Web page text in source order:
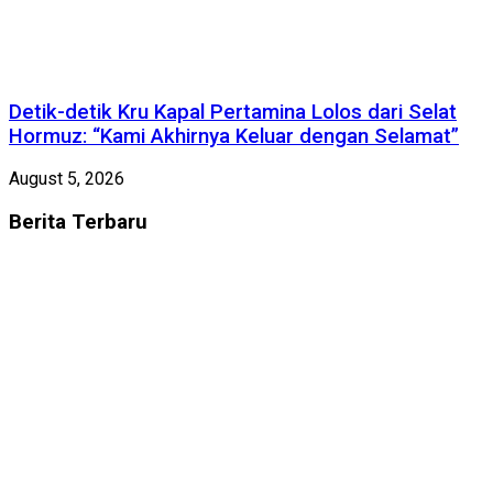
Detik-detik Kru Kapal Pertamina Lolos dari Selat
Hormuz: “Kami Akhirnya Keluar dengan Selamat”
August 5, 2026
Berita Terbaru